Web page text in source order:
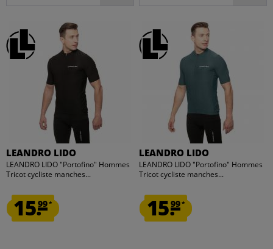
LEANDRO LIDO
LEANDRO LIDO "Portofino" Hommes
Tricot cycliste manches...
15.99*
LEANDRO LIDO
LEANDRO LIDO "Portofino" Hommes
Tricot cycliste manches...
15.99*